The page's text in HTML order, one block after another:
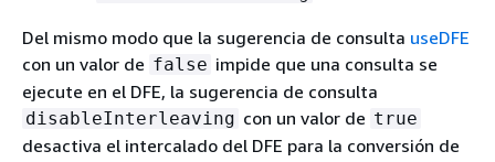
Del mismo modo que la sugerencia de consulta useDFE
con un valor de false impide que una consulta se
ejecute en el DFE, la sugerencia de consulta
disableInterleaving con un valor de true
desactiva el intercalado del DFE para la conversión de